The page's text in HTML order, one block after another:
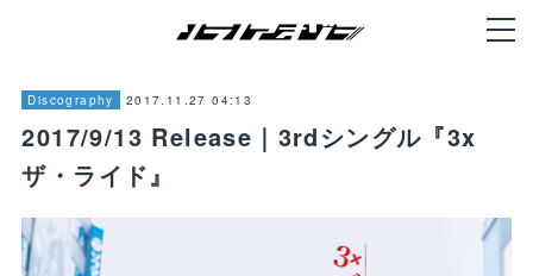
Discography 2017.11.27 04:13
2017/9/13 Release｜3rdシングル『3x
ザ・ライド』